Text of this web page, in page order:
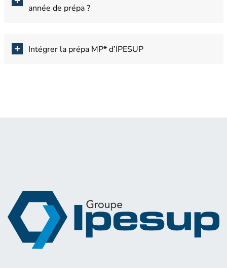
année de prépa ?
Intégrer la prépa MP* d’IPESUP